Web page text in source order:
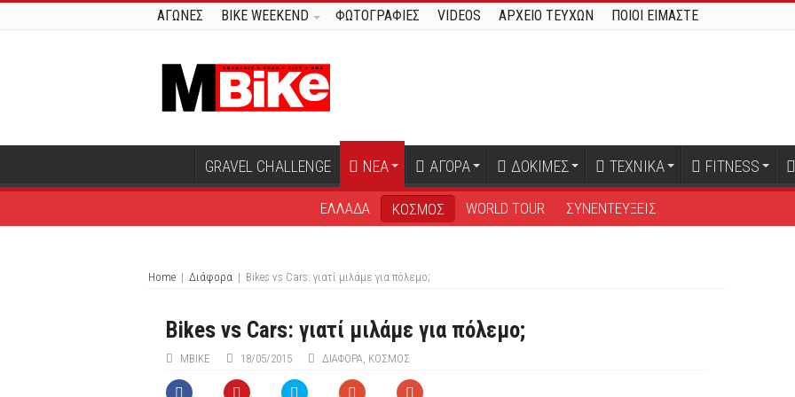
ΑΓΩΝΕΣ BIKE WEEKEND ΦΩΤΟΓΡΑΦΙΕΣ VIDEOS ΑΡΧΕΙΟ ΤΕΥΧΩΝ ΠΟΙΟΙ ΕΙΜΑΣΤΕ
GRAVEL CHALLENGE ΝΕΑ ΑΓΟΡΑ ΔΟΚΙΜΕΣ ΤΕΧΝΙΚΑ FITNESS
ΕΛΛΑΔΑ ΚΟΣΜΟΣ WORLD TOUR ΣΥΝΕΝΤΕΥΞΕΙΣ
Home | Διάφορα | Bikes vs Cars: γιατί μιλάμε για πόλεμο;
Bikes vs Cars: γιατί μιλάμε για πόλεμο;
ΜΒIKE 18/05/2015 ΔΙΆΦΟΡΑ ΚΟΣΜΟΣ